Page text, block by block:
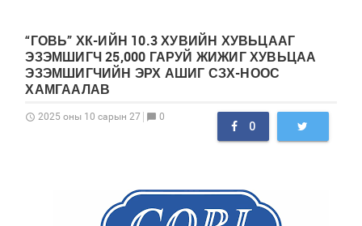
“ГОВЬ” ХК-ИЙН 10.3 ХУВИЙН ХУВЬЦААГ
ЭЗЭМШИГЧ 25,000 ГАРУЙ ЖИЖИГ ХУВЬЦАА
ЭЗЭМШИГЧИЙН ЭРХ АШИГ СЗХ-НООС
ХАМГААЛАВ
schedule 2025 оны 10 сарын 27 chat_bubble 0
0